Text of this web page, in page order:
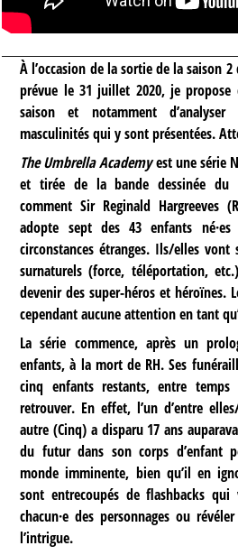
À l’occasion de la sortie de la saison 2
prévue le 31 juillet 2020, je
saison et notamment
masculinités qui y sont présentées.
The Umbrella Academyest une série
et tirée de la bande dessinée du
comment Sir Reginald Hargreeves
adopte sept des 43 enfants
circonstances étranges. Ils/elles vont
surnaturels (force, téléportation,
devenir des super-héros et héroïnes.
cependant aucune attention en tant
La série commence, après un
enfants, à la mort de RH. Ses
cinq enfants restants, entre temps
retrouver. En effet, l’un d’entre
autre (Cinq) a disparu 17 ans
du futur dans son corps d’enfant
monde imminente, bien qu’il en
sont entrecoupés de flashbacks
chacun·e des personnages ou
l’intrigue.